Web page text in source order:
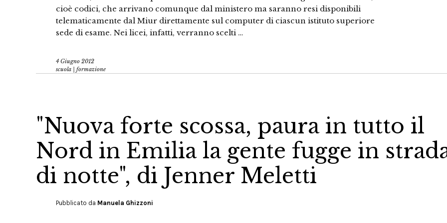
cioè codici, che arrivano comunque dal ministero ma saranno resi disponibili
telematicamente dal Miur direttamente sul computer di ciascun istituto superiore
sede di esame. Nei licei, infatti, verranno scelti …
4 Giugno 2012
scuola | formazione
"Nuova forte scossa, paura in tutto il
Nord in Emilia la gente fugge in
di notte", di Jenner Meletti
Pubblicato da Manuela Ghizzoni